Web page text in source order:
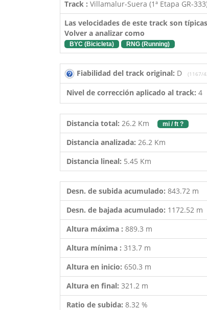
Track : Villamalur-Suera (1ª Etapa GR-
Las velocidades de este track son
Volver a analizar como
BYC (Bicicleta) RNG (Running)
Fiabilidad del track original: D (1167/
Nivel de corrección aplicado al track:
Distancia total: 26.2 Km mi / ft ?
Distancia analizada: 26.2 Km
Distancia lineal: 5.45 Km
Desn. de subida acumulado: 843.72 m
Desn. de bajada acumulado: 1172.52 m
Altura máxima : 889.3 m
Altura mínima : 313.7 m
Altura en inicio: 650.3 m
Altura en final: 321.2 m
Ratio de subida: 8.32 %